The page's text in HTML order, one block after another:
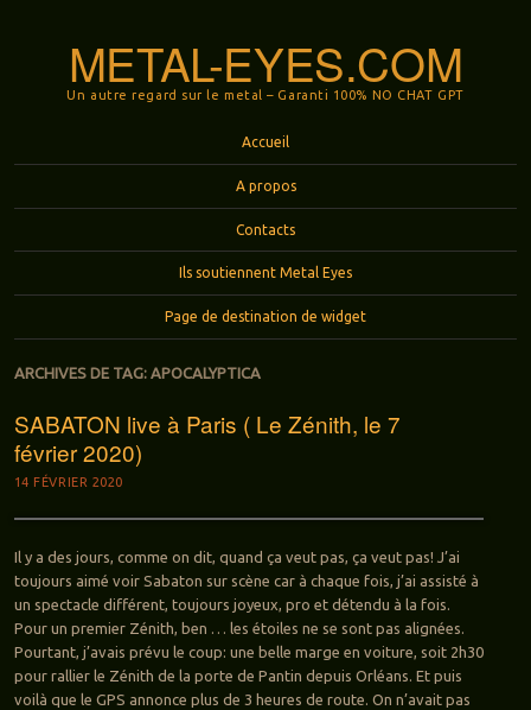
METAL-EYES.COM
Un autre regard sur le metal – Garanti 100% NO CHAT GPT
Accueil
A propos
Contacts
Ils soutiennent Metal Eyes
Page de destination de widget
ARCHIVES DE TAG: APOCALYPTICA
SABATON live à Paris ( Le Zénith, le 7
février 2020)
14 FÉVRIER 2020
Il y a des jours, comme on dit, quand ça veut pas, ça veut pas! J’ai
toujours aimé voir Sabaton sur scène car à chaque fois, j’ai assisté à
un spectacle différent, toujours joyeux, pro et détendu à la fois.
Pour un premier Zénith, ben … les étoiles ne se sont pas alignées.
Pourtant, j’avais prévu le coup: une belle marge en voiture, soit 2h30
pour rallier le Zénith de la porte de Pantin depuis Orléans. Et puis
voilà que le GPS annonce plus de 3 heures de route. On n’avait pas